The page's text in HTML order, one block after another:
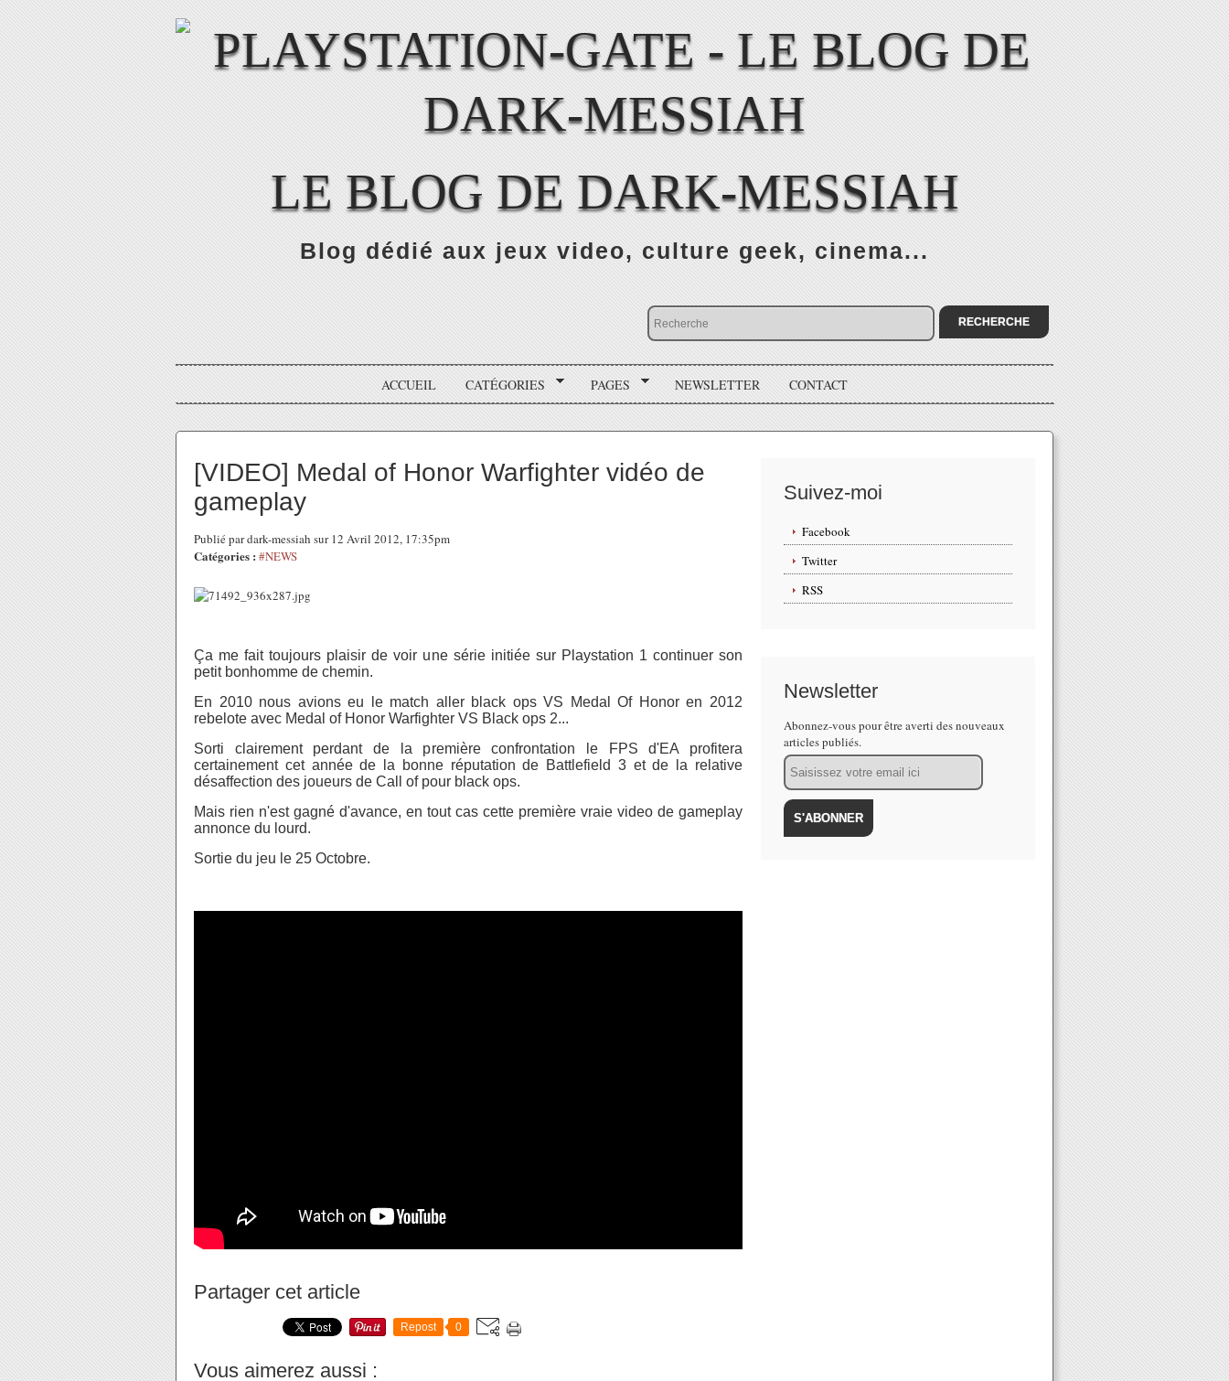
LE BLOG DE DARK-MESSIAH
Blog dédié aux jeux video, culture geek, cinema...
ACCUEIL CATÉGORIES PAGES NEWSLETTER CONTACT
[VIDEO] Medal of Honor Warfighter vidéo de
gameplay
Publié par dark-messiah sur 12 Avril 2012, 17:35pm
Catégories : #NEWS
Ça me fait toujours plaisir de voir une série initiée sur Playstation 1 continuer son
petit bonhomme de chemin.
En 2010 nous avions eu le match aller black ops VS Medal Of Honor en 2012
rebelote avec Medal of Honor Warfighter VS Black ops 2...
Sorti clairement perdant de la première confrontation le FPS d'EA profitera
certainement cet année de la bonne réputation de Battlefield 3 et de la relative
désaffection des joueurs de Call of pour black ops.
Mais rien n'est gagné d'avance, en tout cas cette première vraie video de gameplay
annonce du lourd.
Sortie du jeu le 25 Octobre.
Partager cet article
Repost 0
Vous aimerez aussi :
Suivez-moi
Facebook
Twitter
RSS
Newsletter
Abonnez-vous pour être averti des nouveaux
articles publiés.
Email